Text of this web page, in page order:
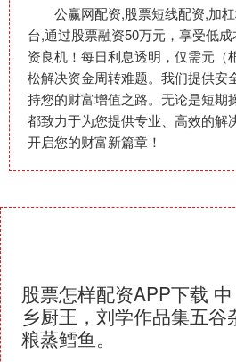
公赢网配资,股票短线配资,加
台,通过股票融资50万元，享受低
资良机！每日利息透明，仅需元（
松解决资金周转难题。我们提供安
持您的财富增值之路。无论是短期
都致力于为您提供专业、高效的解
开启您的财富新篇章！
股票怎样配资APP下载 中
乡厨王，刘学作品集五谷
粮蒸鳕鱼。